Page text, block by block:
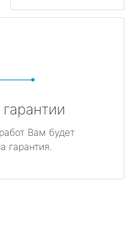
Вам будет
гарантия.